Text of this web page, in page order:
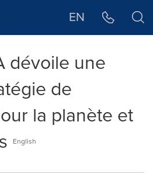
EN
dévoile une
de
la planète et
English